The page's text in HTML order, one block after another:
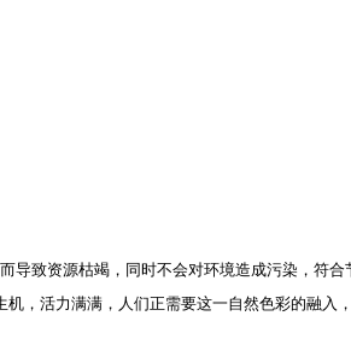
资源枯竭，同时不会对环境造成污染，符合
，活力满满，人们正需要这一自然色彩的融入